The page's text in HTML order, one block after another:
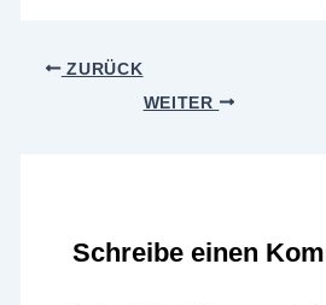
ZURÜCK
WEITER
Schreibe einen